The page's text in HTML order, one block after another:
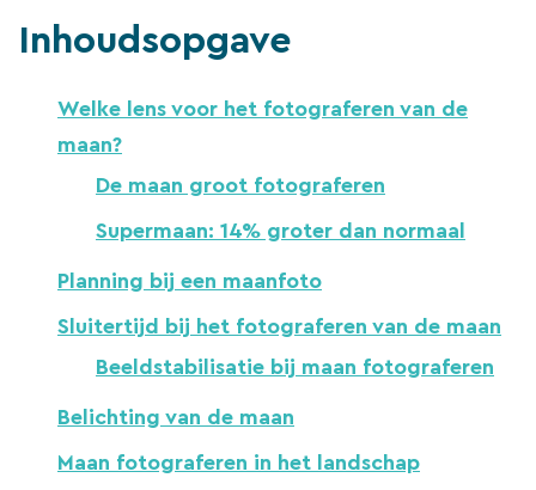
Inhoudsopgave
Welke lens voor het fotograferen van de
maan?
De maan groot fotograferen
Supermaan: 14% groter dan normaal
Planning bij een maanfoto
Sluitertijd bij het fotograferen van de maan
Beeldstabilisatie bij maan fotograferen
Belichting van de maan
Maan fotograferen in het landschap